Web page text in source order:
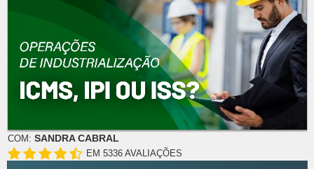
COM: SANDRA CABRAL
EM 5336 AVALIAÇÕES